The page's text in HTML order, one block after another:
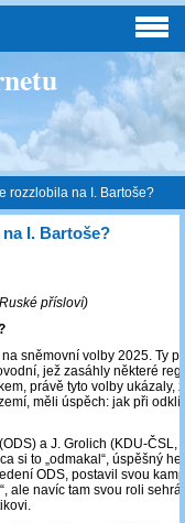
rozzlobila na I. Bartoše?
I. Bartoše?
přísloví)
sněmovní volby 2025. Ty
jež zasáhly některé
právě tyto volby ukázaly,
měli úspěch: jak při
a J. Grolich (KDU-ČSL,
si to „odmakal“, úspěšný
ODS, postavil svou
ale navíc tam svou roli